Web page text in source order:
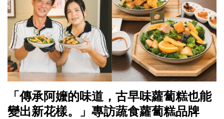
「傳承阿嬤的味道，古早味蘿蔔糕也能
變出新花樣。」專訪蔬食蘿蔔糕品牌